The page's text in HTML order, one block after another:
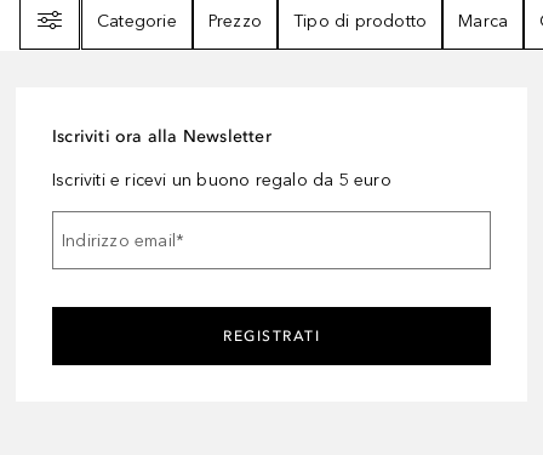
Categorie
Prezzo Tipo di prodotto Marca
Iscriviti ora alla Newsletter
Iscriviti e ricevi un buono regalo da 5 euro
Indirizzo email *
REGISTRATI